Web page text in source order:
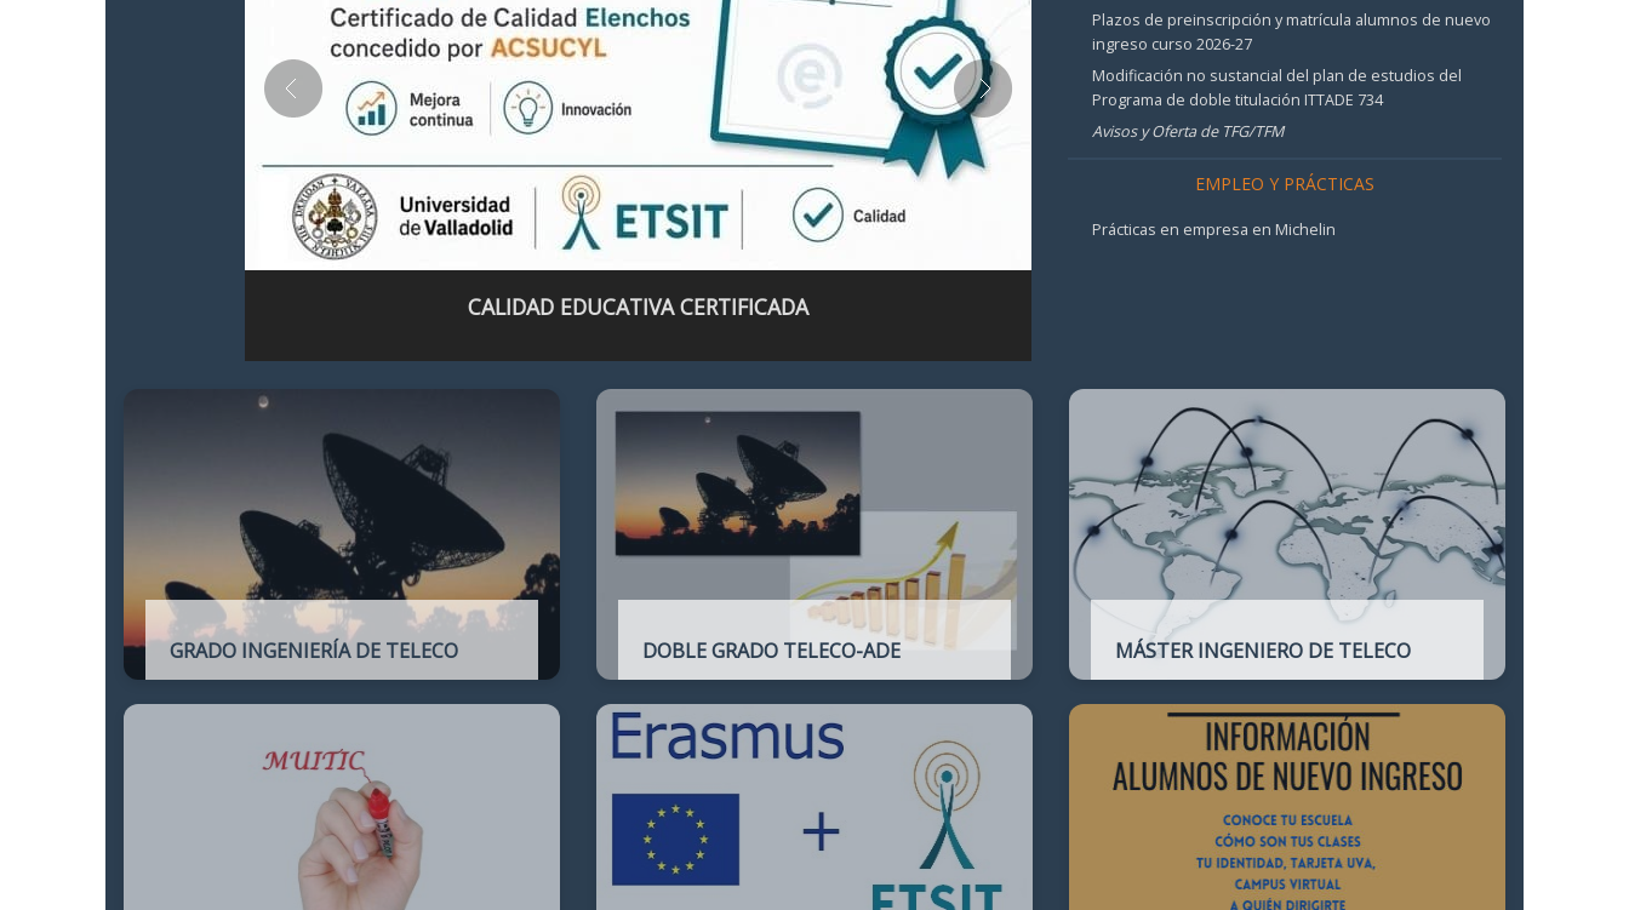
CALIDAD EDUCATIVA CERTIFICADA
Plazos de preinscripción y matrícula alumnos de nuevo
ingreso curso 2026-27
Modificación no sustancial del plan de estudios del
Programa de doble titulación ITTADE 734
Avisos y Oferta de TFG/TFM
EMPLEO Y PRÁCTICAS
Prácticas en empresa en Michelin
GRADO INGENIERÍA DE TELECO DOBLE GRADO TELECO-ADE
Ingeniería de Telecomunicación con la de
Administración y Dirección de Empresas
MÁSTER INGENIERO DE TELECO
profesionales del Ingeniero de
Telecomunicación y que habilita para el
ejercicio de la profesión.